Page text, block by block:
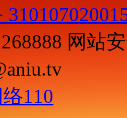
网站
110